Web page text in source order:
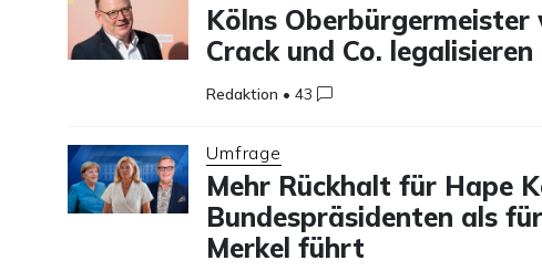
Kölns
Crack und Co. legalisieren
Redaktion •43
Umfrage
Mehr Rückhalt für Hape
Bundespräsidenten als
Merkel führt